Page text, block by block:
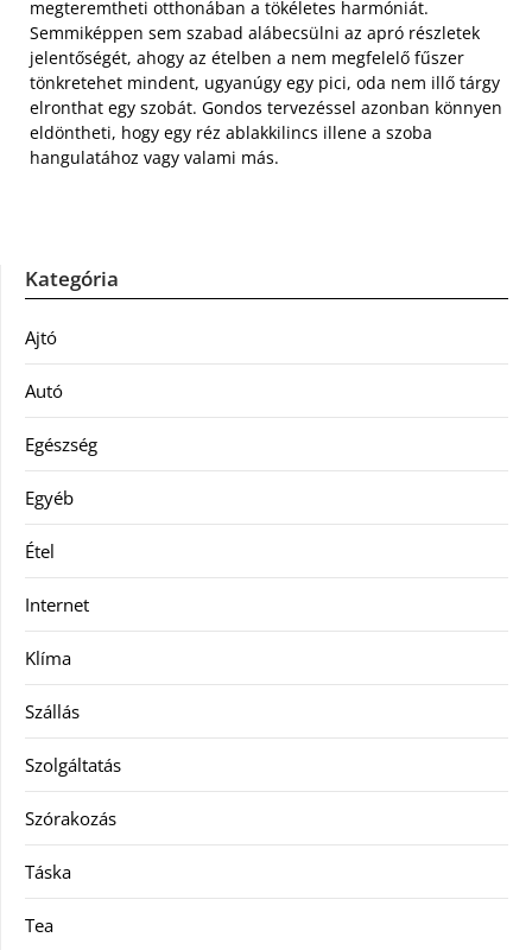
megteremtheti otthonában a tökéletes harmóniát.
Semmiképpen sem szabad alábecsülni az apró részletek
jelentőségét, ahogy az ételben a nem megfelelő fűszer
tönkretehet mindent, ugyanúgy egy pici, oda nem illő tárgy
elronthat egy szobát. Gondos tervezéssel azonban könnyen
eldöntheti, hogy egy réz ablakkilincs illene a szoba
hangulatához vagy valami más.
Kategória
Ajtó
Autó
Egészség
Egyéb
Étel
Internet
Klíma
Szállás
Szolgáltatás
Szórakozás
Táska
Tea